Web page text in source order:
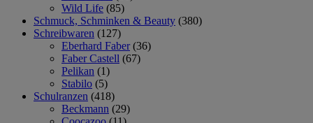
Wild Life (85)
Schmuck, Schminken & Beauty (380)
Schreibwaren (127)
Eberhard Faber (36)
Faber Castell (67)
Pelikan (1)
Stabilo (5)
Schulranzen (418)
Beckmann (29)